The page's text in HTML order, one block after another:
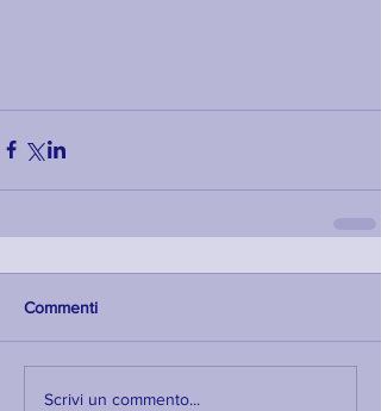
Commenti
Scrivi un commento...